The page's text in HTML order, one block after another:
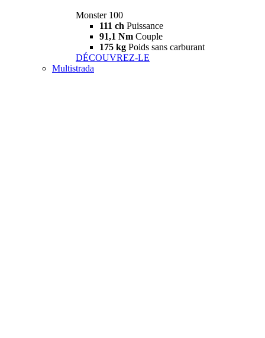
Monster 100
111 ch Puissance
91,1 Nm Couple
175 kg Poids sans carburant
DÉCOUVREZ-LE
Multistrada